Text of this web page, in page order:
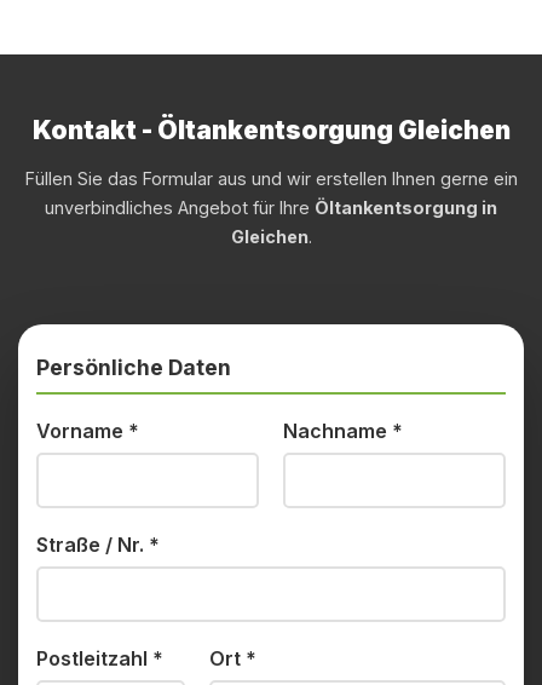
Kontakt - Öltankentsorgung Gleichen
Füllen Sie das Formular aus und wir erstellen Ihnen gerne ein
unverbindliches Angebot für Ihre Öltankentsorgung in
Gleichen.
Persönliche Daten
Vorname * Nachname *
Straße / Nr. *
Postleitzahl * Ort *